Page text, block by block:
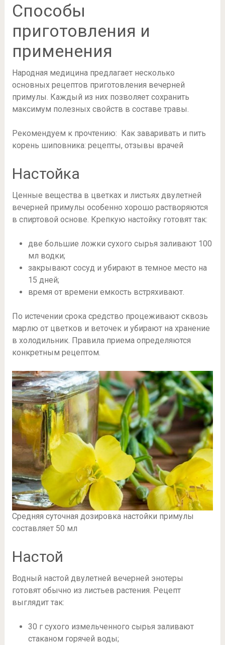
Способы
приготовления и
применения
Народная медицина предлагает несколько
основных рецептов приготовления вечерней
примулы. Каждый из них позволяет сохранить
максимум полезных свойств в составе травы.
Рекомендуем к прочтению: Как заваривать и пить
корень шиповника: рецепты, отзывы врачей
Настойка
Ценные вещества в цветках и листьях двулетней
вечерней примулы особенно хорошо растворяются
в спиртовой основе. Крепкую настойку готовят так:
две большие ложки сухого сырья заливают 100
мл водки;
закрывают сосуд и убирают в темное место на
15 дней;
время от времени емкость встряхивают.
По истечении срока средство процеживают сквозь
марлю от цветков и веточек и убирают на хранение
в холодильник. Правила приема определяются
конкретным рецептом.
Средняя суточная дозировка настойки примулы
составляет 50 мл
Настой
Водный настой двулетней вечерней энотеры
готовят обычно из листьев растения. Рецепт
выглядит так:
30 г сухого измельченного сырья заливают
стаканом горячей воды;